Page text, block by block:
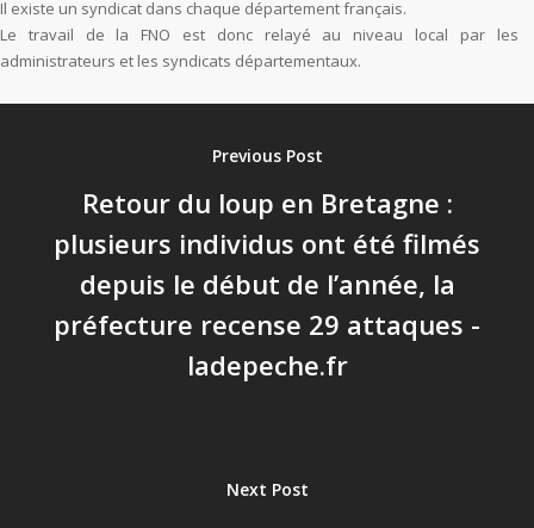
Il existe un syndicat dans chaque département français.
Le travail de la FNO est donc relayé au niveau local par les
administrateurs et les syndicats départementaux.
Previous Post
Retour du loup en Bretagne :
plusieurs individus ont été filmés
depuis le début de l’année, la
préfecture recense 29 attaques -
ladepeche.fr
Next Post